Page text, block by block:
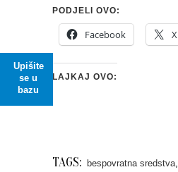
Upišite
se u
bazu
PODJELI OVO:
Facebook X
LAJKAJ OVO:
TAGS: bespovratna sredstva,